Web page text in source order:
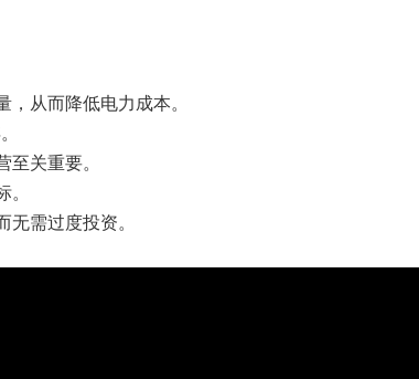
从而降低电力成本。
关重要。
需过度投资。